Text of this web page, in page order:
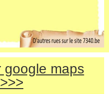
google maps